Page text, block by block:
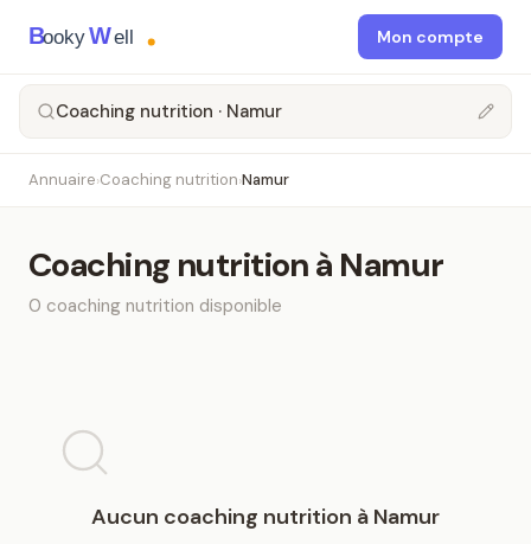
BookyWell Mon compte
Coaching nutrition · Namur
Annuaire›Coaching nutrition›Namur
Coaching nutritionà Namur
0 coaching nutrition disponible
Aucun coaching nutrition à Namur